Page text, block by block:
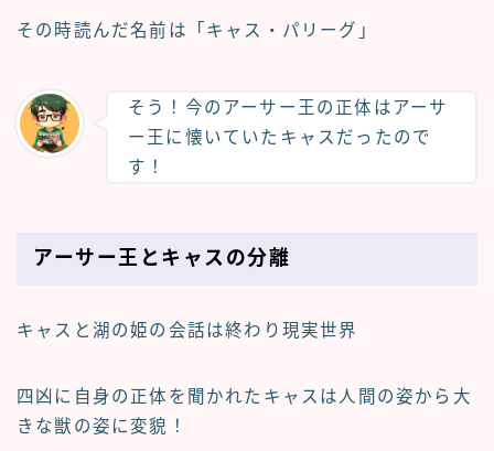
その時読んだ名前は「キャス・パリーグ」
そう！今のアーサー王の正体はアーサ
ー王に懐いていたキャスだったので
す！
アーサー王とキャスの分離
キャスと湖の姫の会話は終わり現実世界
四凶に自身の正体を聞かれたキャスは人間の姿から大
きな獣の姿に変貌！